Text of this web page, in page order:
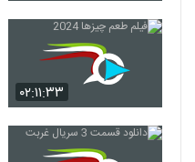
۰۲:۱۱:۳۳